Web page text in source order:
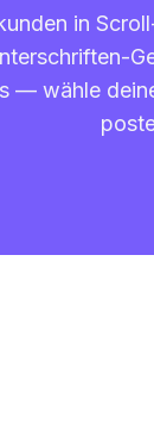
in
— wähle